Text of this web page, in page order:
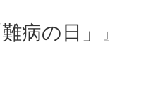
病の日」』